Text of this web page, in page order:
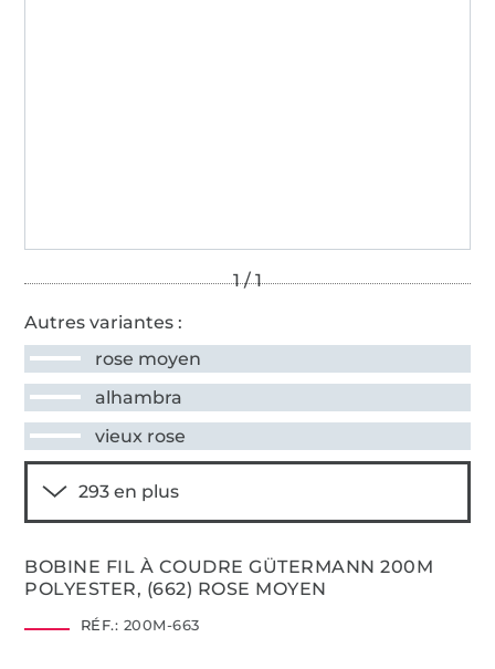
Autres variantes :
rose moyen
alhambra
vieux rose
BOBINE FIL À COUDRE GÜTERMANN 200M
POLYESTER, (662) ROSE MOYEN
RÉF.: 200M-663